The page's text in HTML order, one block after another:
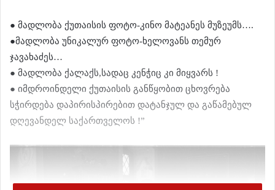
● მადლობა ქუთაისის ფოტო-კინო მატეანეს მუზეუმს….
●მადლობა უნიკალურ ფოტო-ხელოვანს თემურ
ჯავახაძეს…
● მადლობა ქალაქს,სადაც კენჭიც კი მიყვარს !
● იმდროინდელი ქუთაისის განწყობით ცხოვრება
სჭირდება დაპირისპირებით დატანჯულ და გაწამებულ
დღევანდელ საქართველოს !”